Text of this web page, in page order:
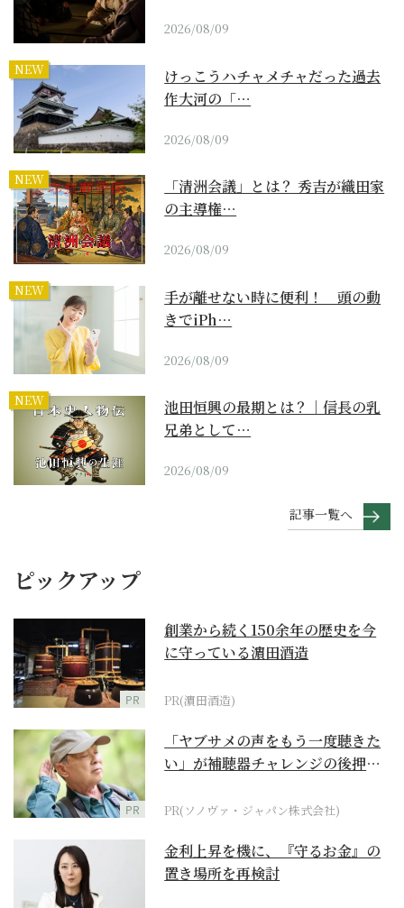
2026/08/09
NEW
けっこうハチャメチャだった過去
作大河の「…
2026/08/09
NEW
「清洲会議」とは？ 秀吉が織田家
の主導権…
2026/08/09
NEW
手が離せない時に便利！ 頭の動
きでiPh…
2026/08/09
NEW
池田恒興の最期とは？｜信長の乳
兄弟として…
2026/08/09
記事一覧へ
ピックアップ
PR
創業から続く150余年の歴史を今
に守っている濵田酒造
PR(濵田酒造)
PR
「ヤブサメの声をもう一度聴きた
い」が補聴器チャレンジの後押し
PR(ソノヴァ・ジャパン株式会社)
金利上昇を機に、『守るお金』の
置き場所を再検討